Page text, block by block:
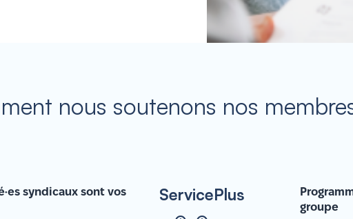
nous soutenons nos
syndicaux sont vos ServicePlus
groupe